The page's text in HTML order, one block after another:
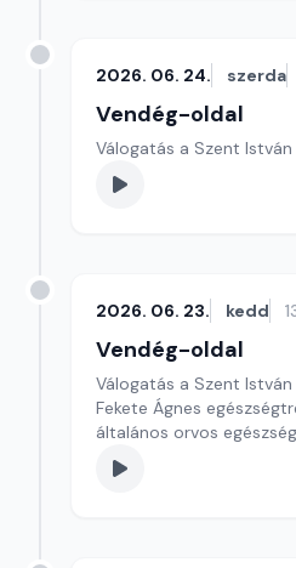
2026. 06. 24. szerda
Vendég-oldal
Válogatás a Szent
2026. 06. 23. kedd
Vendég-oldal
Válogatás a Szent
Fekete Ágnes
általános orvos